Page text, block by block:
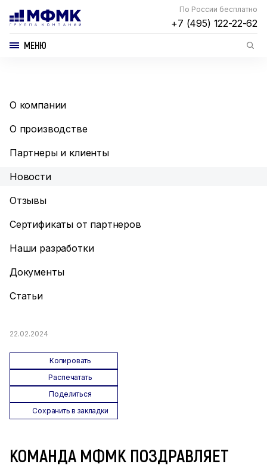
По России бесплатно
+7 (495) 122-22-62
МЕНЮ
О компании
О производстве
Партнеры и клиенты
Новости
Отзывы
Сертификаты от партнеров
Наши разработки
Документы
Статьи
22.02.2024
Копировать
Распечатать
Поделиться
Сохранить в закладки
КОМАНДА МФМК ПОЗДРАВЛЯЕТ